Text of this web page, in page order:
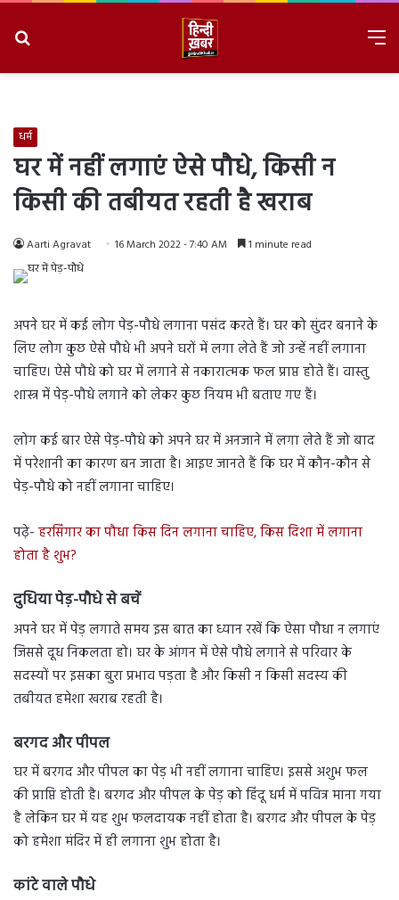
धर्म
घर में नहीं लगाएं ऐसे पौधे, किसी न
किसी की तबीयत रहती है खराब
Aarti Agravat 16 March 2022 - 7:40 AM 1 minute read
अपने घर में कई लोग पेड़-पौधे लगाना पसंद करते हैं। घर को सुंदर बनाने के
लिए लोग कुछ ऐसे पौधे भी अपने घरों में लगा लेते हैं जो उन्हें नहीं लगाना
चाहिए। ऐसे पौधे को घर में लगाने से नकारात्मक फल प्राप्त होते हैं। वास्तु
शास्त्र में पेड़-पौधे लगाने को लेकर कुछ नियम भी बताए गए हैं।
लोग कई बार ऐसे पेड़-पौधे को अपने घर में अनजाने में लगा लेते हैं जो बाद
में परेशानी का कारण बन जाता है। आइए जानते हैं कि घर में कौन-कौन से
पेड़-पौधे को नहीं लगाना चाहिए।
पढ़े- हरसिंगार का पौधा किस दिन लगाना चाहिए, किस दिशा में लगाना
होता है शुभ?
दुधिया पेड़-पौधे से बचें
अपने घर में पेड़ लगाते समय इस बात का ध्यान रखें कि ऐसा पौधा न लगाएं
जिससे दूध निकलता हो। घर के आंगन में ऐसे पौधे लगाने से परिवार के
सदस्यों पर इसका बुरा प्रभाव पड़ता है और किसी न किसी सदस्य की
तबीयत हमेशा खराब रहती है।
बरगद और पीपल
घर में बरगद और पीपल का पेड़ भी नहीं लगाना चाहिए। इससे अशुभ फल
की प्राप्ति होती है। बरगद और पीपल के पेड़ को हिंदू धर्म में पवित्र माना गया
है लेकिन घर में यह शुभ फलदायक नहीं होता है। बरगद और पीपल के पेड़
को हमेशा मंदिर में ही लगाना शुभ होता है।
कांटे वाले पौधे